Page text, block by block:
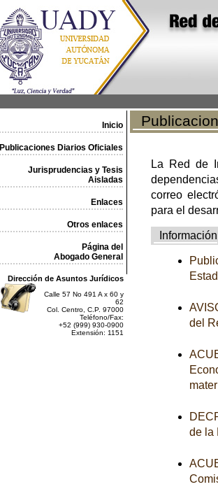
Inicio
Publicaciones Diarios Oficiales
Jurisprudencias y Tesis
Aisladas
Enlaces
Otros enlaces
Página del
Abogado General
Dirección de Asuntos Jurídicos
Calle 57 No 491 A x 60 y
62
Col. Centro, C.P. 97000
Teléfono/Fax:
+52 (999) 930-0900
Extensión: 1151
La Red de
correo
para el
Información
del
de la